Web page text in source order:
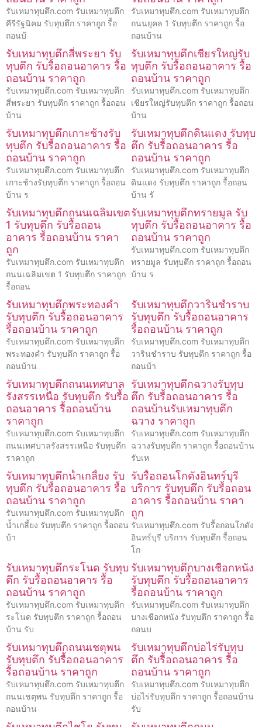
รับเหมาทุบตึก.com รับเหมาทุบตึก
คีรีรัฐนิคม รับทุบตึก ราคาถูก รื้อ
ถอนบ้
รับเหมาทุบตึก.com รับเหมาทุบตึก
ถนนยุคล 1 รับทุบตึก ราคาถูก รื้อ
ถอนบ้าน
รับเหมาทุบตึกสี่พระยา รับ
ทุบตึก รับรื้อถอนอาคาร รื้อ
ถอนบ้าน ราคาถูก
รับเหมาทุบตึก.com รับเหมาทุบตึก
สี่พระยา รับทุบตึก ราคาถูก รื้อถอน
บ้าน
รับเหมาทุบตึกเชียรใหญ่รับ
ทุบตึก รับรื้อถอนอาคาร รื้อ
ถอนบ้าน ราคาถูก
รับเหมาทุบตึก.com รับเหมาทุบตึก
เชียรใหญ่รับทุบตึก ราคาถูก รื้อถอน
บ้าน
รับเหมาทุบตึกเกาะช้างรับ
ทุบตึก รับรื้อถอนอาคาร รื้อ
ถอนบ้าน ราคาถูก
รับเหมาทุบตึก.com รับเหมาทุบตึก
เกาะช้างรับทุบตึก ราคาถูก รื้อถอน
บ้าน ร
รับเหมาทุบตึกดินแดง รับทุบ
ตึก รับรื้อถอนอาคาร รื้อ
ถอนบ้าน ราคาถูก
รับเหมาทุบตึก.com รับเหมาทุบตึก
ดินแดง รับทุบตึก ราคาถูก รื้อถอน
บ้าน รั
รับเหมาทุบตึกถนนเฉลิมเขต
1 รับทุบตึก รับรื้อถอน
อาคาร รื้อถอนบ้าน ราคา
ถูก
รับเหมาทุบตึก.com รับเหมาทุบตึก
ถนนเฉลิมเขต 1 รับทุบตึก ราคาถูก
รื้อถอน
รับเหมาทุบตึกทรายมูล รับ
ทุบตึก รับรื้อถอนอาคาร รื้อ
ถอนบ้าน ราคาถูก
รับเหมาทุบตึก.com รับเหมาทุบตึก
ทรายมูล รับทุบตึก ราคาถูก รื้อถอน
บ้าน ร
รับเหมาทุบตึกพระทองคำ
รับทุบตึก รับรื้อถอนอาคาร
รื้อถอนบ้าน ราคาถูก
รับเหมาทุบตึก.com รับเหมาทุบตึก
พระทองคำ รับทุบตึก ราคาถูก รื้อ
ถอนบ้าน
รับเหมาทุบตึกวารินชำราบ
รับทุบตึก รับรื้อถอนอาคาร
รื้อถอนบ้าน ราคาถูก
รับเหมาทุบตึก.com รับเหมาทุบตึก
วารินชำราบ รับทุบตึก ราคาถูก รื้อ
ถอนบ้า
รับเหมาทุบตึกถนนเทศบาล
รังสรรเหนือ รับทุบตึก รับรื้อ
ถอนอาคาร รื้อถอนบ้าน
ราคาถูก
รับเหมาทุบตึก.com รับเหมาทุบตึก
ถนนเทศบาลรังสรรเหนือ รับทุบตึก
ราคาถูก
รับเหมาทุบตึกฉวางรับทุบ
ตึก รับรื้อถอนอาคาร รื้อ
ถอนบ้านรับเหมาทุบตึก
ฉวาง ราคาถูก
รับเหมาทุบตึก.com รับเหมาทุบตึก
ฉวางรับทุบตึก ราคาถูก รื้อถอนบ้าน
รับเห
รับเหมาทุบตึกน้ำเกลี้ยง รับ
ทุบตึก รับรื้อถอนอาคาร รื้อ
ถอนบ้าน ราคาถูก
รับเหมาทุบตึก.com รับเหมาทุบตึก
น้ำเกลี้ยง รับทุบตึก ราคาถูก รื้อถอน
บ้า
รับรื้อถอนโกดังอินทร์บุรี
บริการ รับทุบตึก รับรื้อถอน
อาคาร รื้อถอนบ้าน ราคา
ถูก
รับเหมาทุบตึก.com รับรื้อถอนโกดัง
อินทร์บุรี บริการ รับทุบตึก รื้อถอน
โก
รับเหมาทุบตึกระโนด รับทุบ
ตึก รับรื้อถอนอาคาร รื้อ
ถอนบ้าน ราคาถูก
รับเหมาทุบตึก.com รับเหมาทุบตึก
ระโนด รับทุบตึก ราคาถูก รื้อถอน
บ้าน รับ
รับเหมาทุบตึกบางเชือกหนัง
รับทุบตึก รับรื้อถอนอาคาร
รื้อถอนบ้าน ราคาถูก
รับเหมาทุบตึก.com รับเหมาทุบตึก
บางเชือกหนัง รับทุบตึก ราคาถูก รื้อ
ถอนบ
รับเหมาทุบตึกถนนเชตุพน
รับทุบตึก รับรื้อถอนอาคาร
รื้อถอนบ้าน ราคาถูก
รับเหมาทุบตึก.com รับเหมาทุบตึก
ถนนเชตุพน รับทุบตึก ราคาถูก รื้อ
ถอนบ้าน
รับเหมาทุบตึกบ่อไร่รับทุบ
ตึก รับรื้อถอนอาคาร รื้อ
ถอนบ้าน ราคาถูก
รับเหมาทุบตึก.com รับเหมาทุบตึก
บ่อไร่รับทุบตึก ราคาถูก รื้อถอนบ้าน
รับ